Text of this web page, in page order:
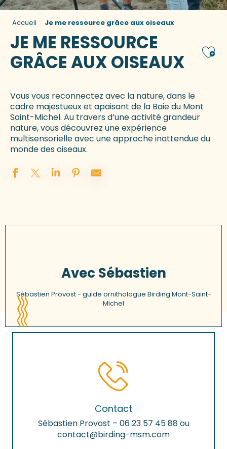
Accueil Je me ressource grâce aux oiseaux
JE ME RESSOURCE
GRÂCE AUX OISEAUX
Vous vous reconnectez avec la nature, dans le
cadre majestueux et apaisant de la Baie du Mont
Saint-Michel. Au travers d’une activité grandeur
nature, vous découvrez une expérience
multisensorielle avec une approche inattendue du
monde des oiseaux.
Avec Sébastien
Sébastien Provost - guide ornithologue Birding Mont-Saint-
Michel
Contact
Sébastien Provost – 06 23 57 45 88 ou
contact@birding-msm.com